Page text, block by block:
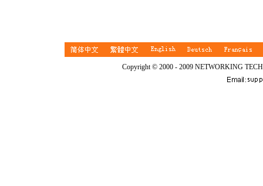
Copyright © 2000 - 2009 NETWORKING